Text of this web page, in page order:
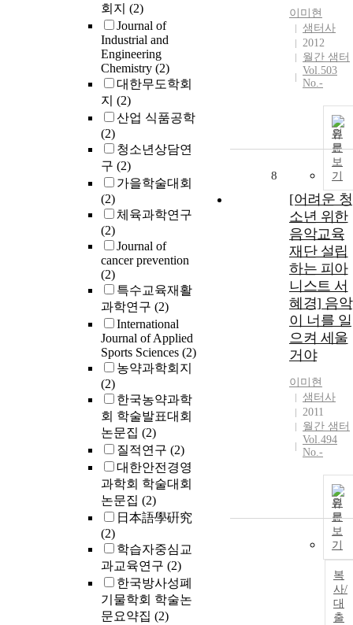
회지 (2)
Journal of
Industrial and
Engineering
Chemistry (2)
대한무도학회
지 (2)
산업 식품공학
(2)
청소년상담연
구 (2)
가을학술대회
(2)
체육과학연구
(2)
Journal of
cancer prevention
(2)
특수교육재활
과학연구 (2)
International
Journal of Applied
Sports Sciences (2)
농약과학회지
(2)
한국농약과학
회 학술발표대회
논문집 (2)
질적연구 (2)
대한안전경영
과학회 학술대회
논문집 (2)
日本語學硏究
(2)
학습자중심교
과교육연구 (2)
한국방사성폐
기물학회 학술논
문요약집 (2)
이미현
샘터사
2012
월간 샘터
Vol.503
No.-
원
문
보
기
8
[어려운 청
소년 위한
음악교육
재단 설립
하는 피아
니스트 서
혜경] 음악
이 너를 일
으켜 세울
거야
이미현
샘터사
2011
월간 샘터
Vol.494
No.-
원
문
보
기
복
사/
대
출